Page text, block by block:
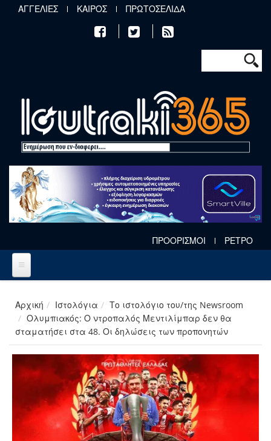
Παράκαμψη προς το κυρίως περιεχόμενο
ΑΓΓΕΛΙΕΣ ΚΑΙΡΟΣ ΠΡΩΤΟΣΕΛΙΔΑ
Φόρμα
Αναζήτηση
ΠΡΟΟΡΙΣΜΟΙ ΡΕΤΡΟ
Αρχική Ιστολόγια
Το ιστολόγιο του/της Newsroom
Ολυμπιακός: Ο ντροπαλός Μεντιλίμπαρ δεν θα
σταματήσει στα 48. Οι δηλώσεις των προπονητών